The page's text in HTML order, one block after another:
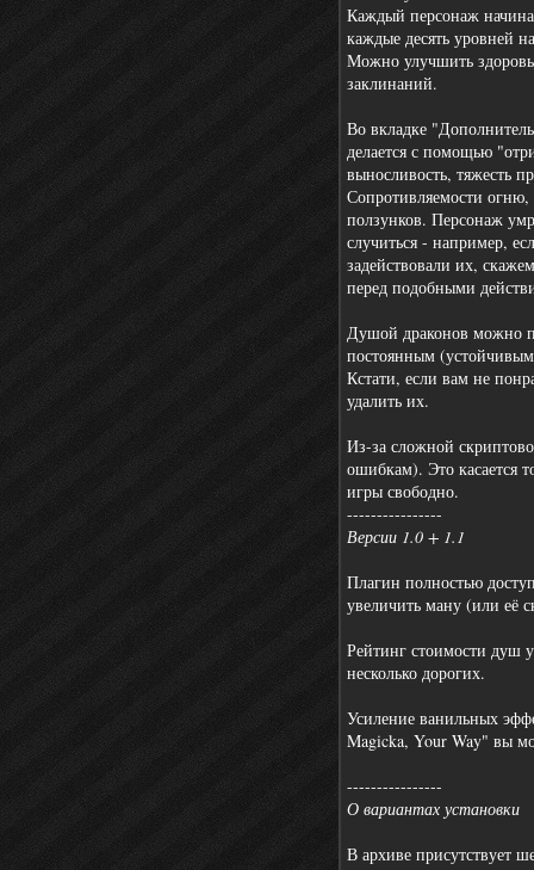
Каждый персонаж
каждые десять уровней
Можно улучшить
заклинаний.
Во вкладке
делается с помощью
выносливость, тяжесть
Сопротивляемости
ползунков. Персонаж
случиться - например,
задействовали их,
перед подобными
Душой драконов можно
постоянным
Кстати, если вам не
удалить их.
Из-за сложной
ошибкам). Это касается
игры свободно.
----------------
Версии 1.0 + 1.1
Плагин полностью
увеличить ману (или её
Рейтинг стоимости душ
несколько дорогих.
Усиление ванильных
Magicka, Your Way" вы
----------------
О вариантах установки
В архиве присутствует